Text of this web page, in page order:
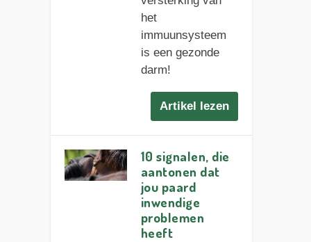
het
immuunsysteem
is een gezonde
darm!
Artikel lezen
10 signalen, die
aantonen dat
jou paard
inwendige
problemen
heeft